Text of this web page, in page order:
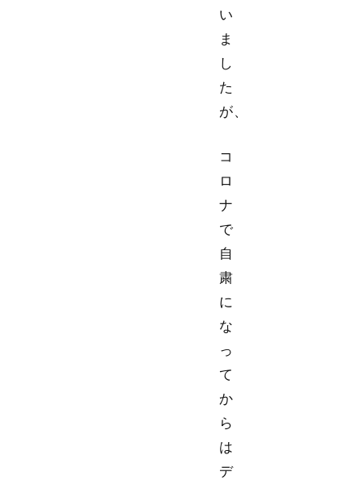
い
ま
し
た
が、
コ
ロ
ナ
で
自
粛
に
な
っ
て
か
ら
は
デ